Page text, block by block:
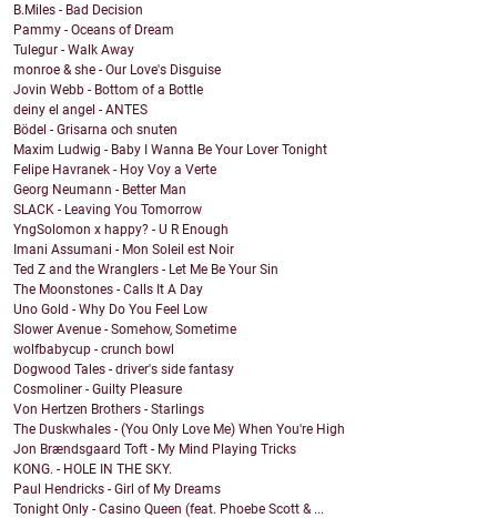
B.Miles - Bad Decision
Pammy - Oceans of Dream
Tulegur - Walk Away
monroe & she - Our Love's Disguise
Jovin Webb - Bottom of a Bottle
deiny el angel - ANTES
Bödel - Grisarna och snuten
Maxim Ludwig - Baby I Wanna Be Your Lover Tonight
Felipe Havranek - Hoy Voy a Verte
Georg Neumann - Better Man
SLACK - Leaving You Tomorrow
YngSolomon x happy? - U R Enough
Imani Assumani - Mon Soleil est Noir
Ted Z and the Wranglers - Let Me Be Your Sin
The Moonstones - Calls It A Day
Uno Gold - Why Do You Feel Low
Slower Avenue - Somehow, Sometime
wolfbabycup - crunch bowl
Dogwood Tales - driver's side fantasy
Cosmoliner - Guilty Pleasure
Von Hertzen Brothers - Starlings
The Duskwhales - (You Only Love Me) When You're High
Jon Brændsgaard Toft - My Mind Playing Tricks
KONG. - HOLE IN THE SKY.
Paul Hendricks - Girl of My Dreams
Tonight Only - Casino Queen (feat. Phoebe Scott & ...